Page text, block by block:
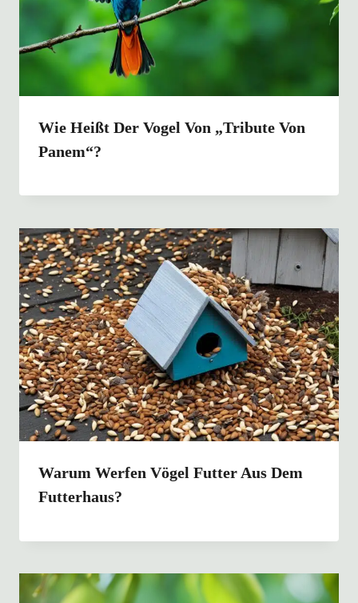
Wie Heißt Der Vogel Von „Tribute Von
Panem“?
Warum Werfen Vögel Futter Aus Dem
Futterhaus?